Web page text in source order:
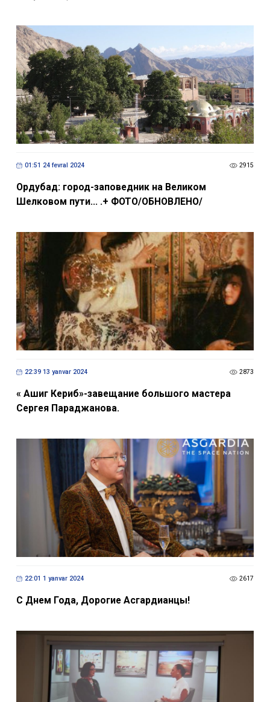
01:51 24 fevral 2024 2915
Ордубад: город-заповедник на Великом
Шелковом пути... .+ ФОТО/ОБНОВЛЕНО/
22:39 13 yanvar 2024 2873
« Ашиг Кериб»-завещание большого мастера
Сергея Параджанова.
22:01 1 yanvar 2024 2617
С Днем Года, Дорогие Асгардианцы!